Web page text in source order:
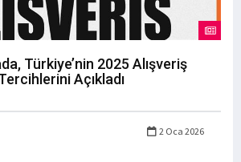
Türkiye’nin 2025 Alışveriş
Açıkladı
2 Oca 2026